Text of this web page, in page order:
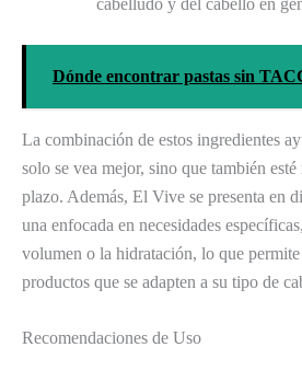
Dónde encontrar pastas sin
La combinación de estos ingredientes
solo se vea mejor, sino que también
plazo. Además, El Vive se presenta en
una enfocada en necesidades
volumen o la hidratación, lo que
productos que se adapten a su tipo de
Recomendaciones de Uso